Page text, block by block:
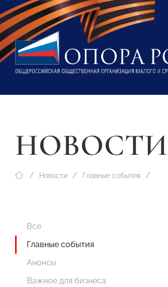
НОВОСТИ
Новости Главные события
Все
Главные события
Анонсы
Важное для бизнеса